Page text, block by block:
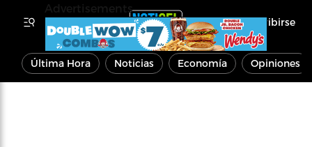
Inscribirse
Última Hora Noticias Economía Opiniones
Advertisements